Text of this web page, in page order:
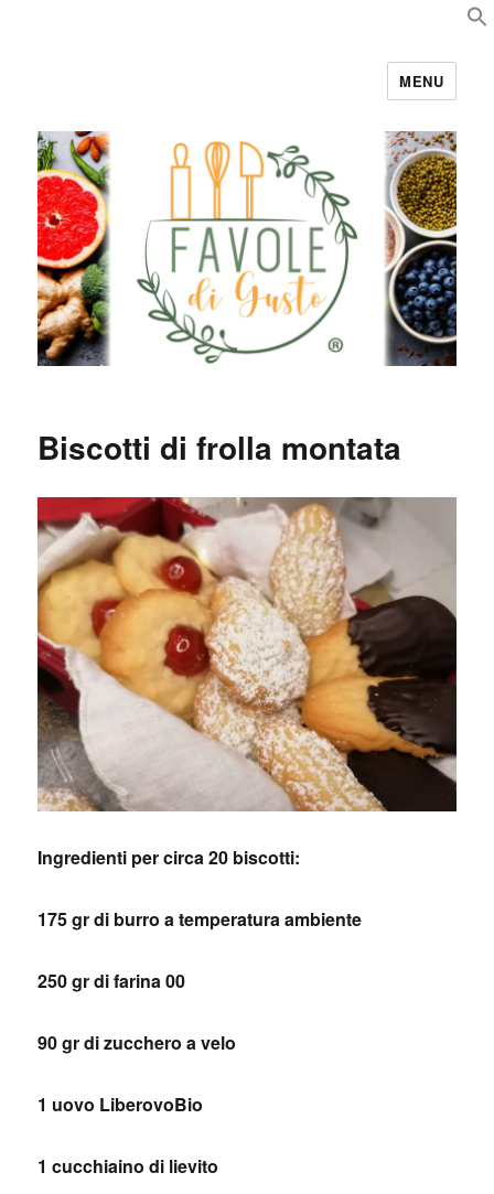
MENU
Biscotti di frolla montata
Ingredienti per circa 20 biscotti:
175 gr di burro a temperatura ambiente
250 gr di farina 00
90 gr di zucchero a velo
1 uovo LiberovoBio
1 cucchiaino di lievito